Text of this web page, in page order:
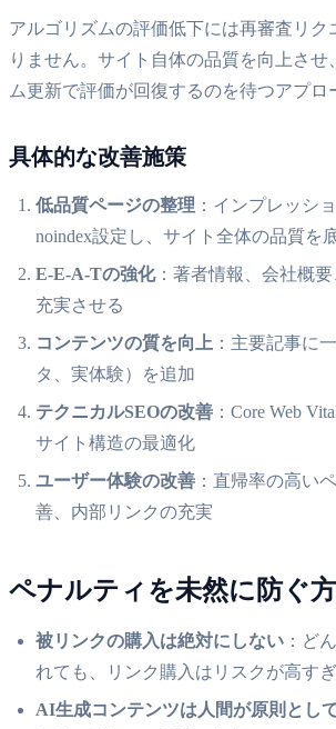
アルゴリズムの評価低下には再審査リク
りません。サイト自体の品質を向上させ
ム更新で評価が回復するのを待つアプロ
具体的な改善施策
低品質ページの整理 ：インプレッシ
noindex設定し、サイト全体の品質を
E-E-A-Tの強化：著者情報、会社概
充実させる
コンテンツの質を向上 ：主要記事に
タ、実体験）を追加
テクニカルSEOの改善 ：Core Web
サイト構造の最適化
ユーザー体験の改善 ：直帰率の高い
善、内部リンクの充実
ペナルティを未然に防ぐ
被リンクの購入は絶対にしない ：ど
れても、リンク購入はリスクが高す
AI生成コンテンツは人間が原則とし